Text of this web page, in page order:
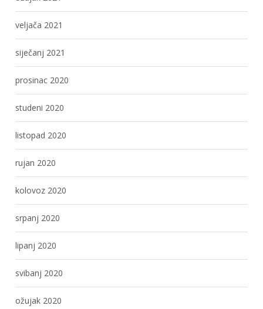
veljača 2021
siječanj 2021
prosinac 2020
studeni 2020
listopad 2020
rujan 2020
kolovoz 2020
srpanj 2020
lipanj 2020
svibanj 2020
ožujak 2020